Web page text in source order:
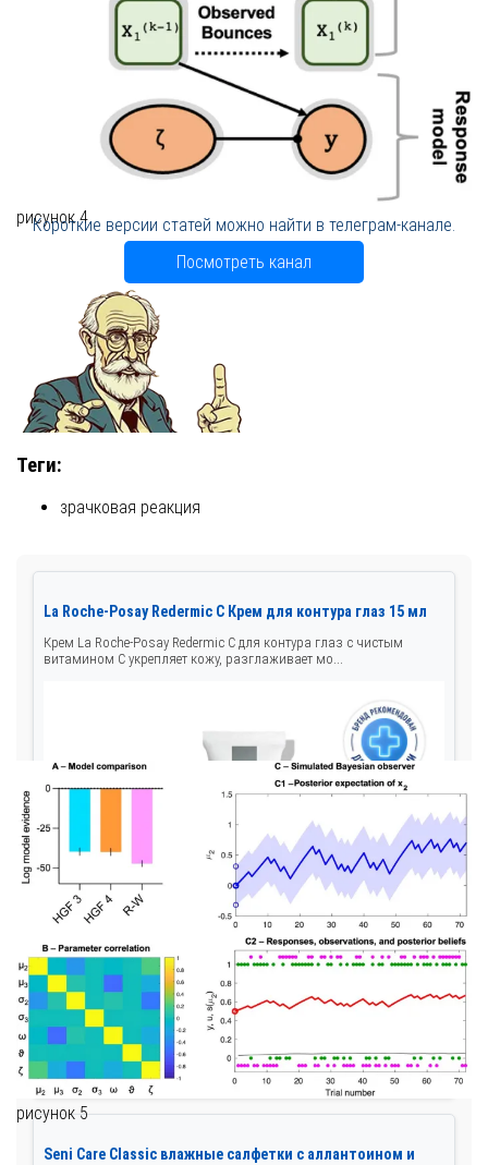
рисунок 4
рисунок 5
В summary, эта работа provides новые insights в контроль
anticipatory eye movements during complex movement tasks.
Результаты показывают, что phasic physiological signalling of
surprise является потенциально important механизмом в
active inference и human sensorimotor поведении.
Короткие версии статей можно найти в телеграм-канале.
Посмотреть канал
Теги:
зрачковая реакция
La Roche-Posay Redermic C Крем для контура глаз 15 мл
Крем La Roche-Posay Redermic C для контура глаз с чистым
витамином C укрепляет кожу, разглаживает мо...
Seni Care Classic влажные салфетки с аллантоином и